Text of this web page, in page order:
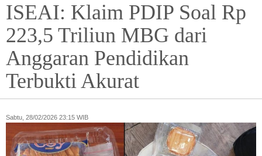
ISEAI: Klaim PDIP Soal Rp
223,5 Triliun MBG dari
Anggaran Pendidikan
Terbukti Akurat
Sabtu, 28/02/2026 23:15 WIB